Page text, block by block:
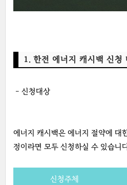
1. 한전 에너지 캐시백 신청
- 신청대상
에너지 캐시백은 에너지 절약에 대
정이라면 모두 신청하실 수 있습니
신청주체